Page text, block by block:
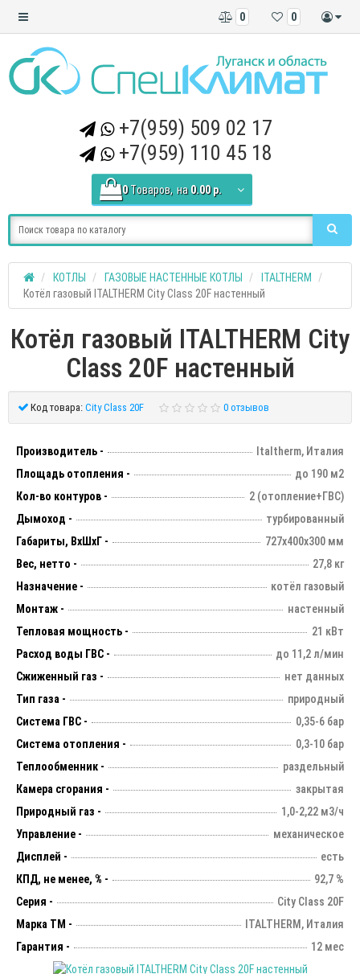
0
0
+7(959) 509 02 17
+7(959) 110 45 18
0 Tоваров, на 0.00 р.
КОТЛЫ ГАЗОВЫЕ НАСТЕННЫЕ КОТЛЫ
ITALTHERM
Котёл газовый ITALTHERM City Class 20F настенный
Котёл газовый ITALTHERM City
Class 20F настенный
Код товара: City Class 20F 0 отзывов
Производитель -
Italtherm, Италия
Площадь отопления -
до 190 м2
Кол-во контуров -
2 (отопление+ГВС)
Дымоход -
турбированный
Габариты, ВхШхГ -
727х400х300 мм
Вес, нетто -
27,8 кг
Назначение -
котёл газовый
Монтаж -
настенный
Тепловая мощность -
21 кВт
Расход воды ГВС -
до 11,2 л/мин
Сжиженный газ -
нет данных
Тип газа -
природный
Система ГВС -
0,35-6 бар
Система отопления -
0,3-10 бар
Теплообменник -
раздельный
Камера сгорания -
закрытая
Природный газ -
1,0-2,22 м3/ч
Управление -
механическое
Дисплей -
есть
КПД, не менее, % -
92,7 %
Серия -
City Class 20F
Марка ТМ -
ITALTHERM, Италия
Гарантия -
12 мес